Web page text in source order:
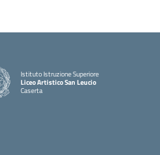
Istituto Istruzione Superiore
Liceo Artistico San Leucio
Caserta